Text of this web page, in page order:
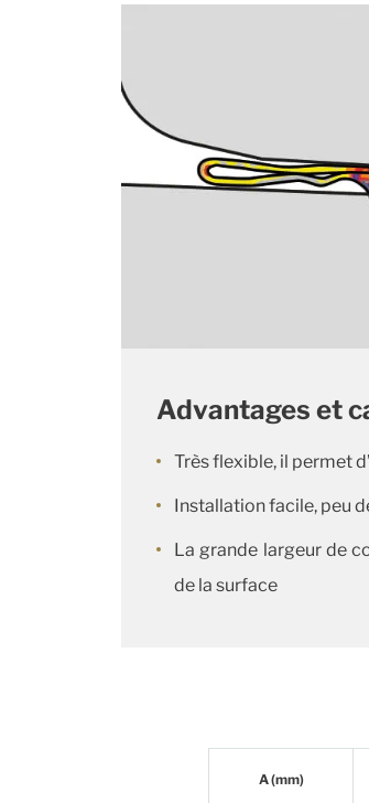
Advantages et
Très flexible, il permet
Installation facile, peu
La grande largeur de
de la surface
A (mm)